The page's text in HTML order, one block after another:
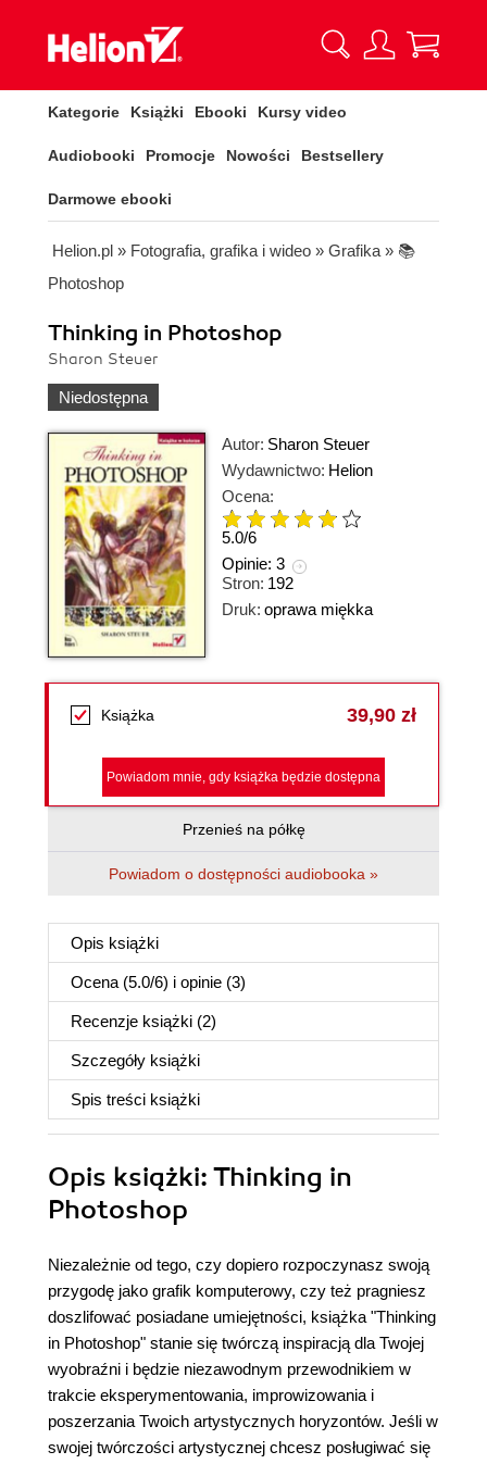
Kategorie Książki Ebooki Kursy video
Audiobooki Promocje Nowości Bestsellery
Darmowe ebooki
Helion.pl » Fotografia, grafika i wideo » Grafika » 📚
Photoshop
Thinking in Photoshop
Sharon Steuer
Niedostępna
Autor: Sharon Steuer
Wydawnictwo: Helion
Ocena:
5.0/6
Opinie: 3
Stron: 192
Druk: oprawa miękka
Książka 39,90 zł
Powiadom mnie, gdy książka będzie dostępna
Przenieś na półkę
Powiadom o dostępności audiobooka »
Opis książki
Ocena (5.0/6) i opinie (3)
Recenzje książki (2)
Szczegóły książki
Spis treści książki
Opis książki: Thinking in
Photoshop
Niezależnie od tego, czy dopiero rozpoczynasz swoją
przygodę jako grafik komputerowy, czy też pragniesz
doszlifować posiadane umiejętności, książka "Thinking
in Photoshop" stanie się twórczą inspiracją dla Twojej
wyobraźni i będzie niezawodnym przewodnikiem w
trakcie eksperymentowania, improwizowania i
poszerzania Twoich artystycznych horyzontów. Jeśli w
swojej twórczości artystycznej chcesz posługiwać się